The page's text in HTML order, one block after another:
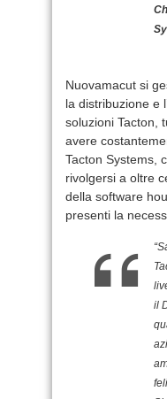
Nuovamacut si
la distribuzione e
soluzioni Tacton,
avere
Tacton Systems,
rivolgersi a oltre
della software
presenti la
il